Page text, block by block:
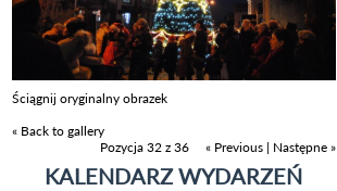
Ściągnij oryginalny obrazek
« Back to gallery
Pozycja 32 z 36
« Previous | Następne »
KALENDARZ WYDARZEŃ